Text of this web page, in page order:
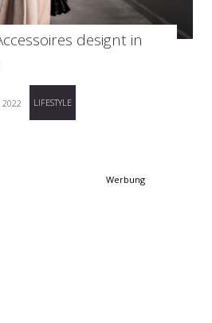
designt in
LIFESTYLE
Werbung